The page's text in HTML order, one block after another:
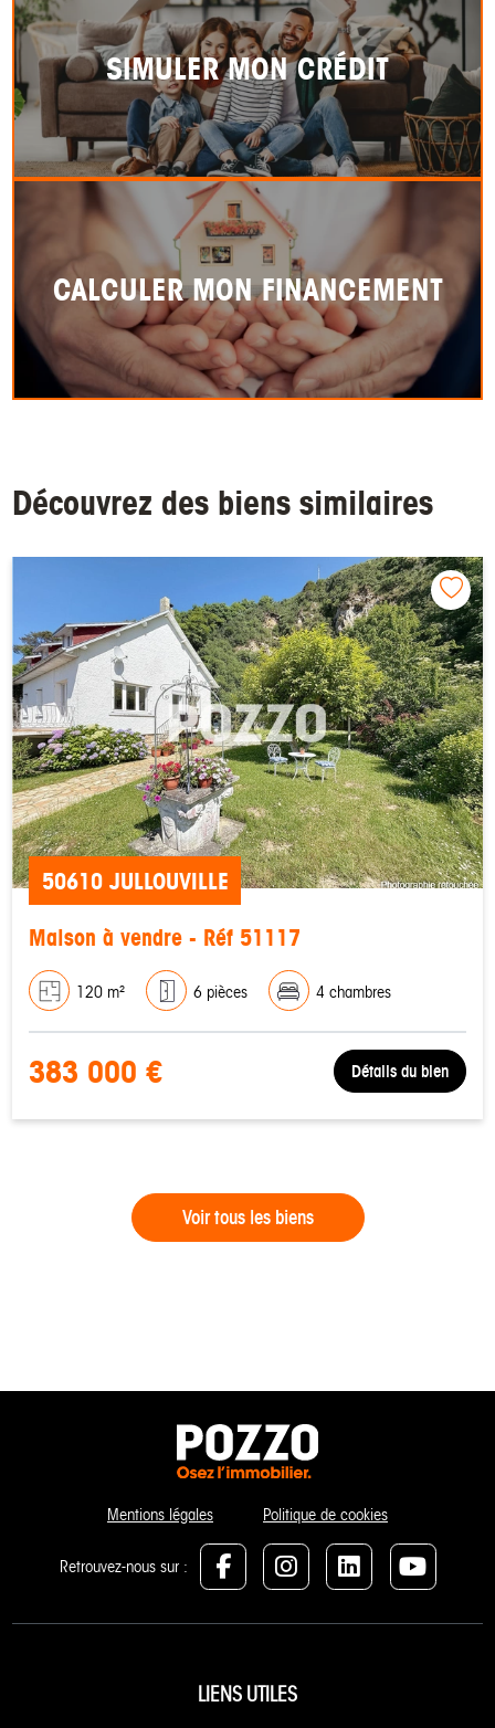
SIMULER MON CRÉDIT
CALCULER MON FINANCEMENT
Découvrez des biens similaires
50610 JULLOUVILLE
Maison à vendre - Réf 51117
120 m² 6 pièces 4 chambres
383 000 € Détails du bien
Voir tous les biens
Mentions légales Politique de cookies
Retrouvez-nous sur :
LIENS UTILES